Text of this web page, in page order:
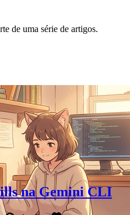
de uma série de artigos.
na Gemini CLI